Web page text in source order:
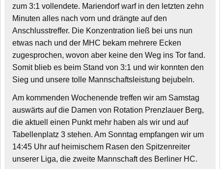
zum 3:1 vollendete. Mariendorf warf in den letzten zehn
Minuten alles nach vorn und drängte auf den
Anschlusstreffer. Die Konzentration ließ bei uns nun
etwas nach und der MHC bekam mehrere Ecken
zugesprochen, wovon aber keine den Weg ins Tor fand.
Somit blieb es beim Stand von 3:1 und wir konnten den
Sieg und unsere tolle Mannschaftsleistung bejubeln.
Am kommenden Wochenende treffen wir am Samstag
auswärts auf die Damen von Rotation Prenzlauer Berg,
die aktuell einen Punkt mehr haben als wir und auf
Tabellenplatz 3 stehen. Am Sonntag empfangen wir um
14:45 Uhr auf heimischem Rasen den Spitzenreiter
unserer Liga, die zweite Mannschaft des Berliner HC.